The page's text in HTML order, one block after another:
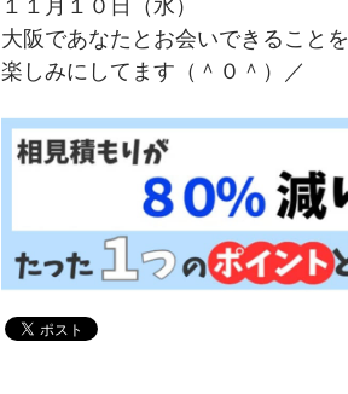
大阪であなたとお会いできることを
楽しみにしてます（＾０＾）／